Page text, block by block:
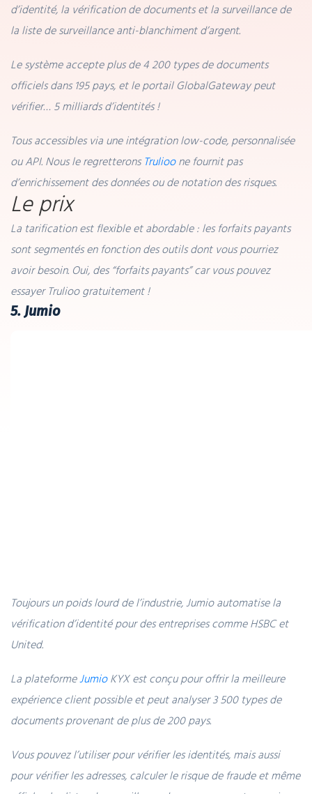
d’identité, la vérification de documents et la surveillance de
la liste de surveillance anti-blanchiment d’argent.
Le système accepte plus de 4 200 types de documents
officiels dans 195 pays, et le portail GlobalGateway peut
vérifier… 5 milliards d’identités !
Tous accessibles via une intégration low-code, personnalisée
ou API. Nous le regretteronsTrulioone fournit pas
d’enrichissement des données ou de notation des risques.
Le prix
La tarification est flexible et abordable : les forfaits payants
sont segmentés en fonction des outils dont vous pourriez
avoir besoin. Oui, des “forfaits payants” car vous pouvez
essayer Trulioo gratuitement !
5. Jumio
Toujours un poids lourd de l’industrie, Jumio automatise la
vérification d’identité pour des entreprises comme HSBC et
United.
La plateformeJumioKYX est conçu pour offrir la meilleure
expérience client possible et peut analyser 3 500 types de
documents provenant de plus de 200 pays.
Vous pouvez l’utiliser pour vérifier les identités, mais aussi
pour vérifier les adresses, calculer le risque de fraude et même